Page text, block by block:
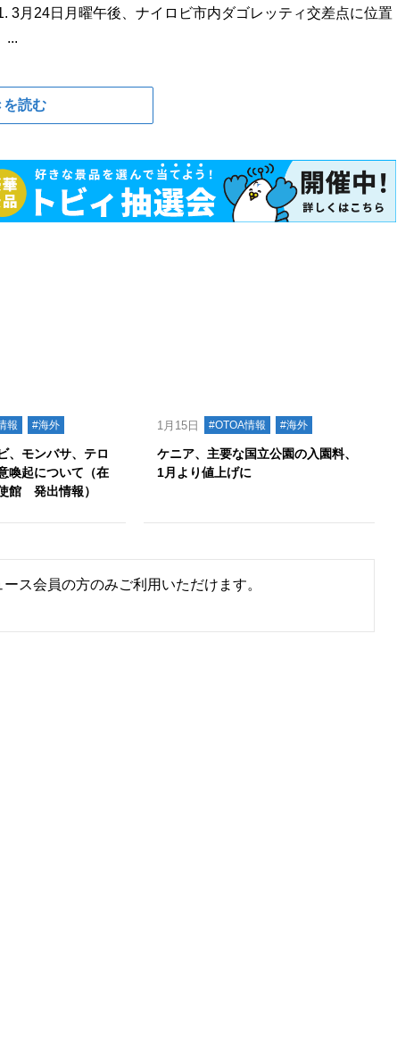
3月24日月曜午後、ナイロビ市内ダゴレッティ交差点に位置
...
を読む
報 #海外
、モンバサ、テロ
喚起について（在
館 発出情報）
1月15日 #OTOA情報 #海外
ケニア、主要な国立公園の入園料、
1月より値上げに
ス会員の方のみご利用いただけます。